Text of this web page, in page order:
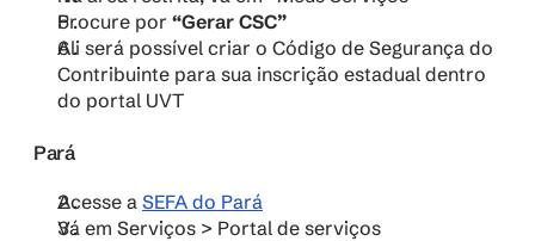
Procure por “Gerar CSC”
Ali será possível criar o Código de Segurança do
Contribuinte para sua inscrição estadual dentro
do portal UVT
Pará
Acesse a SEFA do Pará
Vá em Serviços > Portal de serviços